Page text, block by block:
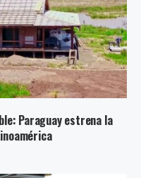
Paraguay estrena la